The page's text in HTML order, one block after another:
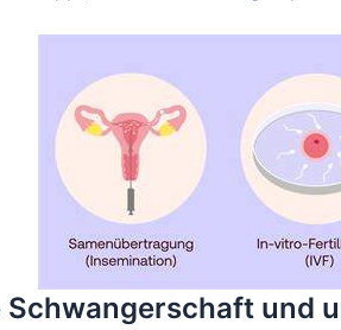
Schwangerschaft und